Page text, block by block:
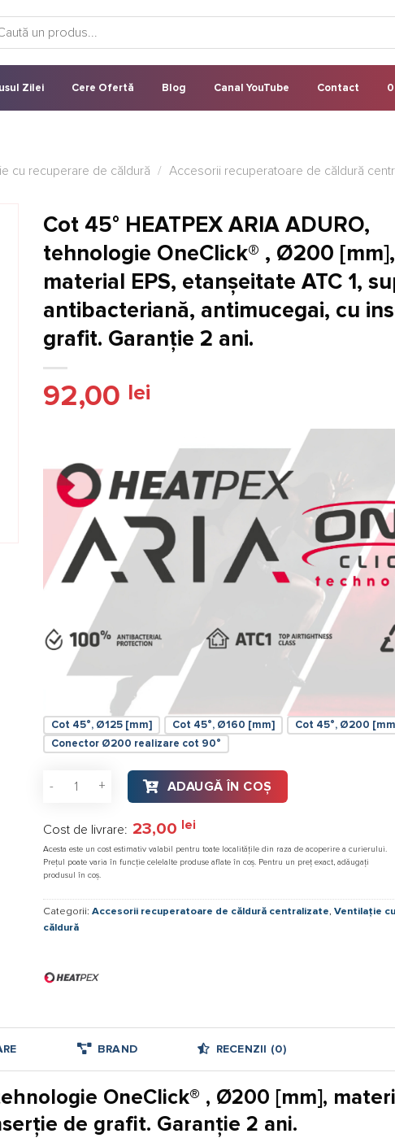
Zilei Cere Ofertă Blog Canal YouTube Contact
cu recuperare de căldură / Accesorii recuperatoare de căldură
Cot 45° HEATPEX ARIA ADURO,
tehnologie OneClick® , Ø200 [mm],
material EPS, etanșeitate ATC 1,
antibacteriană, antimucegai, cu
grafit. Garanție 2 ani.
92,00 lei
Cot 45°, Ø125 [mm] Cot 45°, Ø160 [mm]
Cot 45°, Ø200
Conector Ø200 realizare cot 90°
Cantitate Cot 45° HEATPEX ARIA ADURO, tehnologie
ADAUGĂ ÎN COȘ
Cost de livrare: 23,00 lei
Acesta este un cost estimativ valabil pentru toate localitățile din raza de acoperire a curierului.
Prețul poate varia în funcție celelalte produse aflate în coș. Pentru un preț exact, adăugați
produsul în coș.
Categorii: Accesorii recuperatoare de căldură centralizate Ventilație
căldură
BRAND RECENZII (0)
OneClick® , Ø200 [mm],
de grafit. Garanție 2 ani.